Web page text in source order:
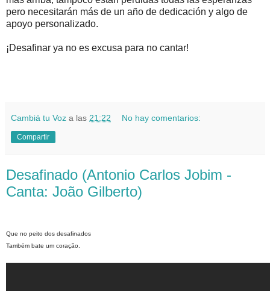
pero necesitarán más de un año de dedicación y algo de
apoyo personalizado.
¡Desafinar ya no es excusa para no cantar!
Cambiá tu Voz a las 21:22 No hay comentarios:
Compartir
Desafinado (Antonio Carlos Jobim -
Canta: João Gilberto)
Que no peito dos desafinados
Também bate um coração.